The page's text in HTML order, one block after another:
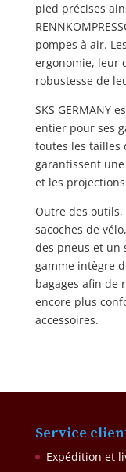
pied précises
pompes à air.
ergonomie, leur
robustesse de
SKS GERMANY
entier pour ses
toutes les tailles
garantissent
et les projections
Outre des
sacoches de
des pneus et un
gamme intègre
bagages afin de
encore plus
accessoires.
Service
Expédition et